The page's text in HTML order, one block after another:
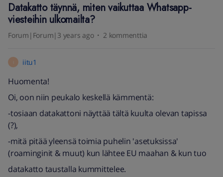
Datakatto täynnä, miten vaikuttaa Whatsapp-
viesteihin ulkomailta?
Forum|Forum|3 years ago 2 kommenttia
iitu1
Huomenta!
Oi, oon niin peukalo keskellä kämmentä:
-tosiaan datakattoni näyttää tältä kuulta olevan tapissa
(?),
-mitä pitää yleensä toimia puhelin 'asetuksissa'
(roaminginit & muut) kun lähtee EU maahan & kun tuo
datakatto taustalla kummittelee.